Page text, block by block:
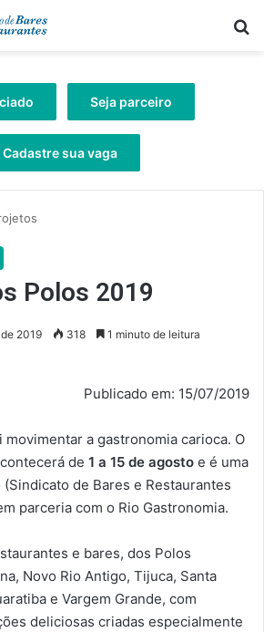
Seja parceiro
Cadastre sua vaga
Polos 2019
2019 318 1 minuto de leitura
Publicado em: 15/07/2019
movimentar a gastronomia carioca. O
de 1 a 15 de agosto e é uma
de Bares e Restaurantes
parceria com o Rio Gastronomia.
e bares, dos Polos
Novo Rio Antigo, Tijuca, Santa
e Vargem Grande, com
deliciosas criadas especialmente